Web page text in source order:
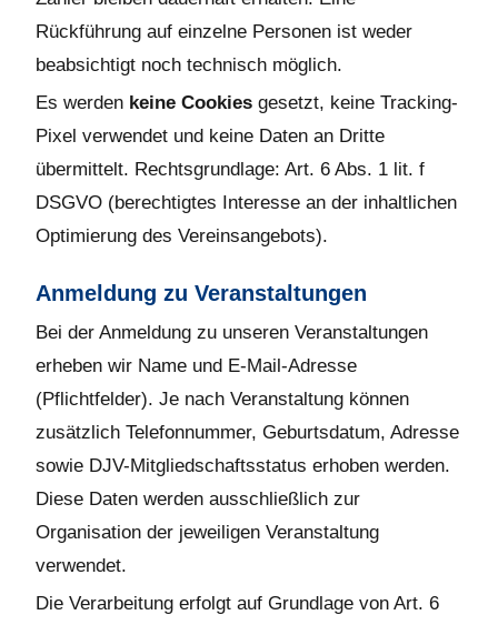
Rückführung auf einzelne Personen ist weder
beabsichtigt noch technisch möglich.
Es werden keine Cookies gesetzt, keine Tracking-
Pixel verwendet und keine Daten an Dritte
übermittelt. Rechtsgrundlage: Art. 6 Abs. 1 lit. f
DSGVO (berechtigtes Interesse an der inhaltlichen
Optimierung des Vereinsangebots).
Anmeldung zu Veranstaltungen
Bei der Anmeldung zu unseren Veranstaltungen
erheben wir Name und E-Mail-Adresse
(Pflichtfelder). Je nach Veranstaltung können
zusätzlich Telefonnummer, Geburtsdatum, Adresse
sowie DJV-Mitgliedschaftsstatus erhoben werden.
Diese Daten werden ausschließlich zur
Organisation der jeweiligen Veranstaltung
verwendet.
Die Verarbeitung erfolgt auf Grundlage von Art. 6